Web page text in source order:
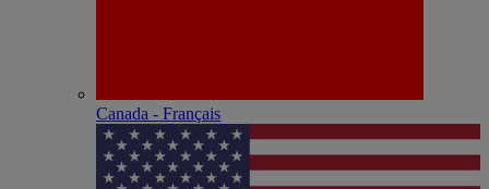
Canada - Français